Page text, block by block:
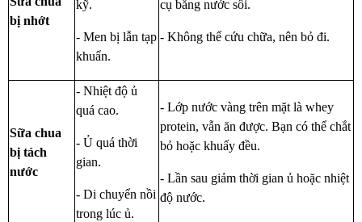
bị nhớt
kỹ.
- Men bị lẫn tạp
khuẩn.
cụ bằng nước sôi.
- Không thể cứu chữa, nên bỏ đi.
Sữa chua
bị tách
nước
- Nhiệt độ ủ
quá cao.
- Ủ quá thời
gian.
- Di chuyển nồi
trong lúc ủ.
- Lớp nước vàng trên mặt là whey
protein, vẫn ăn được. Bạn có thể chắt
bỏ hoặc khuấy đều.
- Lần sau giảm thời gian ủ hoặc nhiệt
độ nước.